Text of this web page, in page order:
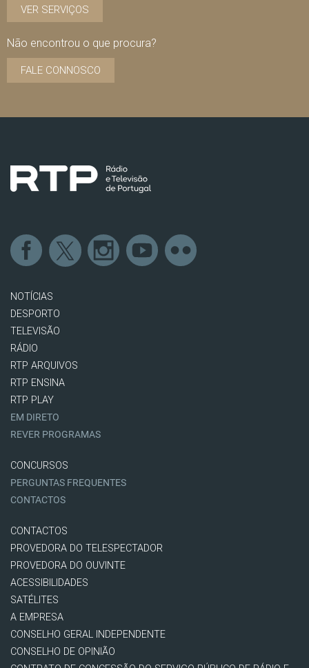
VER SERVIÇOS
Não encontrou o que procura?
FALE CONNOSCO
NOTÍCIAS
DESPORTO
TELEVISÃO
RÁDIO
RTP ARQUIVOS
RTP ENSINA
RTP PLAY
EM DIRETO
REVER PROGRAMAS
CONCURSOS
PERGUNTAS FREQUENTES
CONTACTOS
CONTACTOS
PROVEDORA DO TELESPECTADOR
PROVEDORA DO OUVINTE
ACESSIBILIDADES
SATÉLITES
A EMPRESA
CONSELHO GERAL INDEPENDENTE
CONSELHO DE OPINIÃO